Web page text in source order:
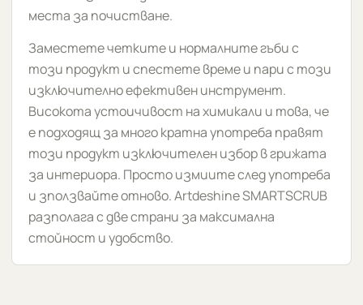
места за почистване.
Заместете четките и нормалните гъби с
този продукт и спестете време и пари с този
изключително ефективен инструмент.
Високота устоичивост на химикали и това, че
е подходящ за много кратна употреба правят
този продукт изключителен избор в грижата
за интериора. Просто измиите след употреба
и зползвайте отново. Artdeshine SMARTSCRUB
разполага с две страни за максимална
стойност и удобство.